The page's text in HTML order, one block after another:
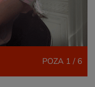
POZA 1 / 6